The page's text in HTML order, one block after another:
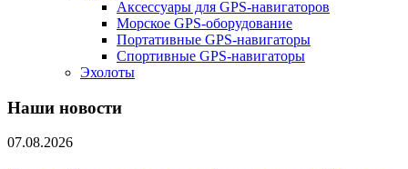
Аксессуары для GPS-навигаторов
Морское GPS-оборудование
Портативные GPS-навигаторы
Спортивные GPS-навигаторы
Эхолоты
Наши новости
07.08.2026